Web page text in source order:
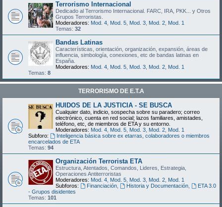
Terrorismo Internacional
Dedicado al Terrorismo Internacional. FARC, IRA, PKK... y Otros
Grupos Terroristas.
Moderadores: Mod. 4 Mod. 5 Mod. 3 Mod. 2 Mod. 1
Temas: 32
Bandas Latinas
Características, orientación, organización, expansión, áreas de
influencia, simbología, conexiones, etc de bandas latinas en
España.
Moderadores: Mod. 4 Mod. 5 Mod. 3 Mod. 2 Mod. 1
Temas: 8
TERRORISMO DE E.T.A
HUIDOS DE LA JUSTICIA - SE BUSCA
Cualquier dato, indicio, sospecha sobre su paradero; correo
electrónico, cuenta en red social; lazos familiares, amistades,
teléfono, etc, de miembros de ETA y su entorno.
Moderadores: Mod. 4 Mod. 5 Mod. 3 Mod. 2 Mod. 1
Subforo:
Inteligencia básica sobre ex etarras, colaboradores o miembros
encarcelados de ETA
Temas: 94
Organización Terrorista ETA
Estructura, Atentados, Comandos, Lideres, Estrategia,
Operaciones Antiterroristas
Moderadores: Mod. 4 Mod. 5 Mod. 3 Mod. 2 Mod. 1
Subforos:
Financiación, Historia y Documentación,
ETA 3.0
- Grupos disidentes
Temas: 101